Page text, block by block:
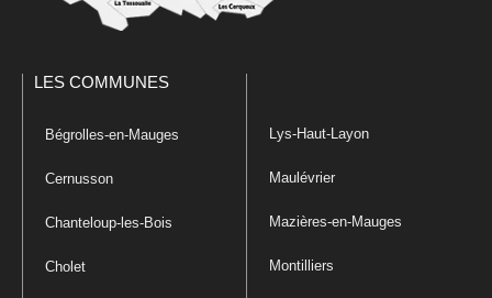
LES COMMUNES
Bégrolles-en-Mauges
Cernusson
Chanteloup-les-Bois
Cholet
Lys-Haut-Layon
Maulévrier
Mazières-en-Mauges
Montilliers